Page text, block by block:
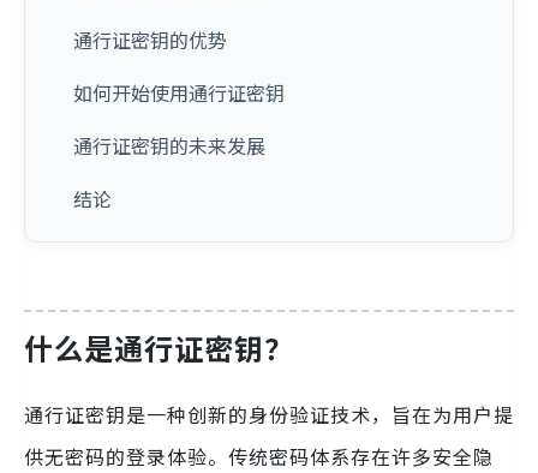
通行证密钥的优势
如何开始使用通行证密钥
通行证密钥的未来发展
结论
什么是通行证密钥？
通行证密钥是一种创新的身份验证技术，旨在为用户提
供无密码的登录体验。传统密码体系存在许多安全隐